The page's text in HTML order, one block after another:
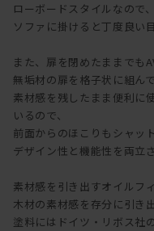
ローボードスタイルなので
ソファに掛けると丁度良い
また、扉を閉めたままでも
無垢材の扉を格子状に組ん
素材感を残したまま便利に
いるので、
前面からのほこりもシャッ
デザイン性と機能性を両立
素材感を引き出すオイルフ
木材の素材感を存分に引き
塗料にはドイツ・リボス社